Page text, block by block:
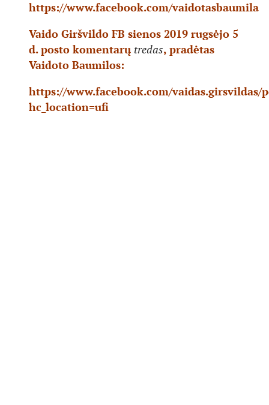
https://www.facebook.com/vaidotasbaumila
Vaido Giršvildo FB sienos 2019 rugsėjo 5
d. posto komentarų tredas, pradėtas
Vaidoto Baumilos:
https://www.facebook.com/vaidas.girsvildas/
hc_location=ufi